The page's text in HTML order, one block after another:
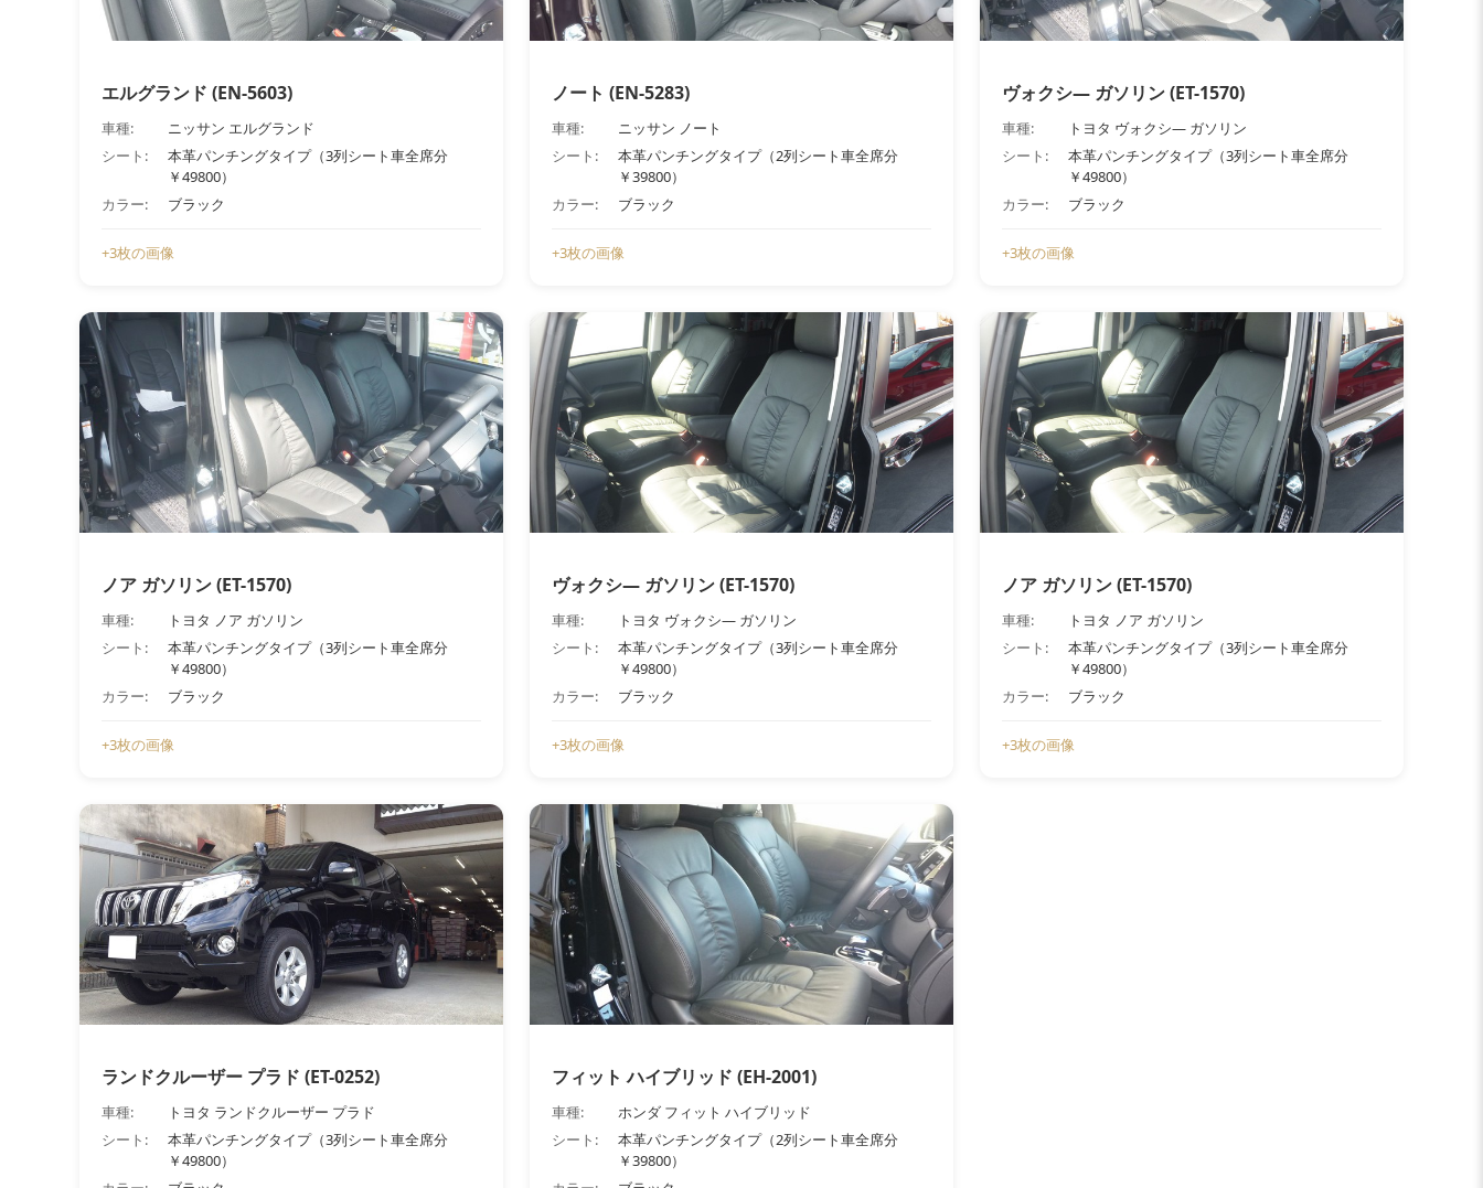
エルグランド (EN-5603)
車種:
ニッサン エルグランド
シート:
本革パンチングタイプ（3列シート車全席分
￥49800）
カラー:
ブラック
+3枚の画像
ノート (EN-5283)
車種:
ニッサン ノート
シート:
本革パンチングタイプ（2列シート車全席分
￥39800）
カラー:
ブラック
+3枚の画像
ヴォクシ― ガソリン (ET-1570)
車種:
トヨタ ヴォクシ― ガソリン
シート:
本革パンチングタイプ（3列シート車全席分
￥49800）
カラー:
ブラック
+3枚の画像
ノア ガソリン (ET-1570)
車種:
トヨタ ノア ガソリン
シート:
本革パンチングタイプ（3列シート車全席分
￥49800）
カラー:
ブラック
+3枚の画像
ヴォクシ― ガソリン (ET-1570)
車種:
トヨタ ヴォクシ― ガソリン
シート:
本革パンチングタイプ（3列シート車全席分
￥49800）
カラー:
ブラック
+3枚の画像
ノア ガソリン (ET-1570)
車種:
トヨタ ノア ガソリン
シート:
本革パンチングタイプ（3列シート車全席分
￥49800）
カラー:
ブラック
+3枚の画像
ランドクルーザー プラド (ET-0252)
車種:
トヨタ ランドクルーザー プラド
シート:
本革パンチングタイプ（3列シート車全席分
￥49800）
フィット ハイブリッド (EH-2001)
車種:
ホンダ フィット ハイブリッド
シート:
本革パンチングタイプ（2列シート車全席分
￥39800）